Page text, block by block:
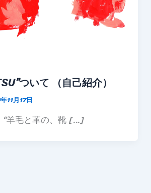
ついて （自己紹介）
11月17日
“羊毛と革の、靴 […]